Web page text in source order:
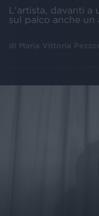
L'artista, davanti a
sul palco anche
di Maria Vittoria